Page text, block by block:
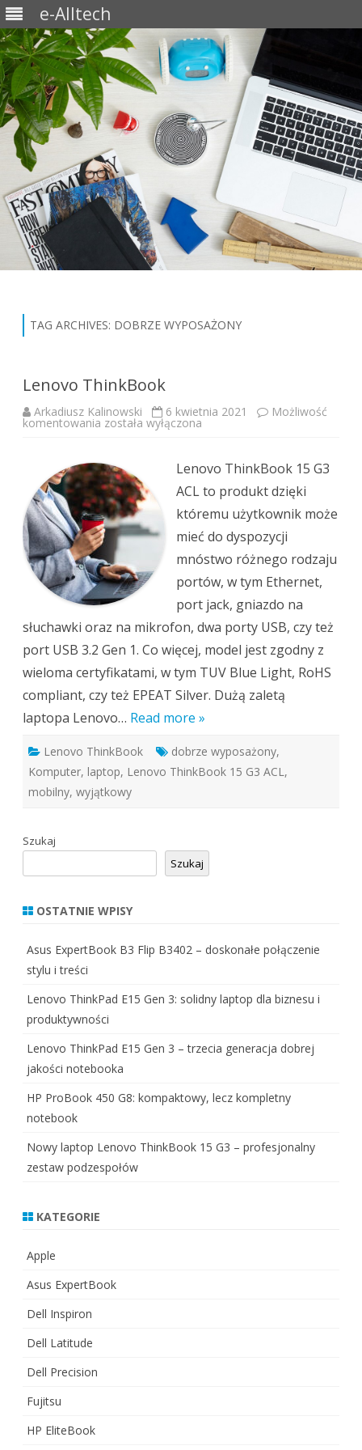
e-Alltech
TAG ARCHIVES: DOBRZE WYPOSAŻONY
Lenovo ThinkBook
Arkadiusz Kalinowski 6 kwietnia 2021 Możliwość
komentowania Lenovo
ThinkBook
została wyłączona
Lenovo ThinkBook 15 G3
ACL to produkt dzięki
któremu użytkownik może
mieć do dyspozycji
mnóstwo różnego rodzaju
portów, w tym Ethernet,
port jack, gniazdo na
słuchawki oraz na mikrofon, dwa porty USB, czy też
port USB 3.2 Gen 1. Co więcej, model jest zgodny z
wieloma certyfikatami, w tym TUV Blue Light, RoHS
compliant, czy też EPEAT Silver. Dużą zaletą
laptopa Lenovo… Read more »
Lenovo ThinkBook dobrze wyposażony,
Komputer, laptop, Lenovo ThinkBook 15 G3 ACL ,
mobilny, wyjątkowy
Szukaj
Szukaj
OSTATNIE WPISY
Asus ExpertBook B3 Flip B3402 – doskonałe połączenie
stylu i treści
Lenovo ThinkPad E15 Gen 3: solidny laptop dla biznesu i
produktywności
Lenovo ThinkPad E15 Gen 3 – trzecia generacja dobrej
jakości notebooka
HP ProBook 450 G8: kompaktowy, lecz kompletny
notebook
Nowy laptop Lenovo ThinkBook 15 G3 – profesjonalny
zestaw podzespołów
KATEGORIE
Apple
Asus ExpertBook
Dell Inspiron
Dell Latitude
Dell Precision
Fujitsu
HP EliteBook